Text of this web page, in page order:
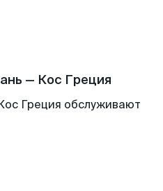
— Кос Греция
Греция обслуживают